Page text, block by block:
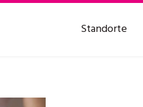
Standorte